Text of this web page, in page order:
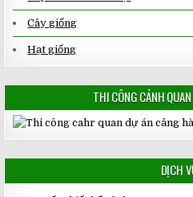
Cây giống
Hạt giống
THI CÔNG CẢNH
DỊCH